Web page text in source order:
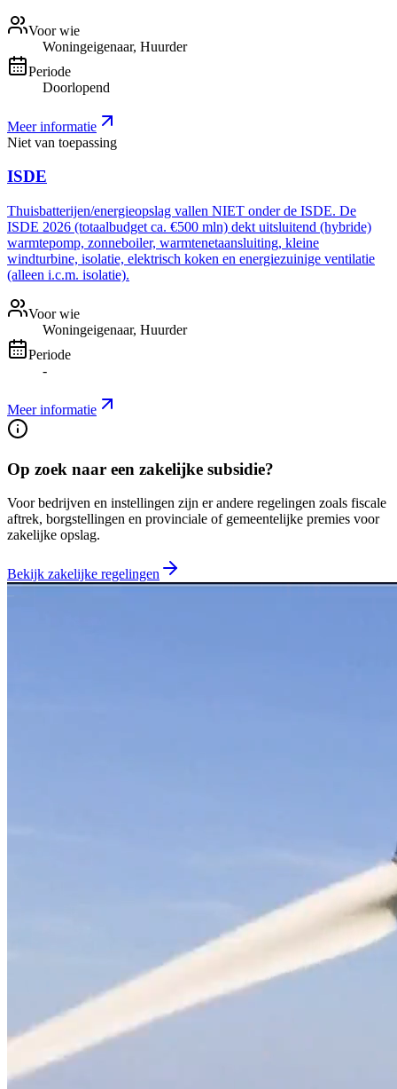
Voor wie
Woningeigenaar, Huurder
Periode
Doorlopend
Meer informatie
Niet van toepassing
ISDE
Thuisbatterijen/energieopslag vallen NIET onder de ISDE. De
ISDE 2026 (totaalbudget ca. €500 mln) dekt uitsluitend (hybride)
warmtepomp, zonneboiler, warmtenetaansluiting, kleine
windturbine, isolatie, elektrisch koken en energiezuinige ventilatie
(alleen i.c.m. isolatie).
Voor wie
Woningeigenaar, Huurder
Periode
-
Meer informatie
Op zoek naar een zakelijke subsidie?
Voor bedrijven en instellingen zijn er andere regelingen zoals fiscale
aftrek, borgstellingen en provinciale of gemeentelijke premies voor
zakelijke opslag.
Bekijk zakelijke regelingen